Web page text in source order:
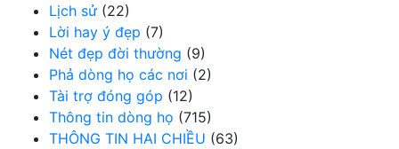
Lịch sử(22)
Lời hay ý đẹp (7)
Nét đẹp đời thường (9)
Phả dòng họ các nơi (2)
Tài trợ đóng góp (12)
Thông tin dòng họ (715)
THÔNG TIN HAI CHIỀU (63)